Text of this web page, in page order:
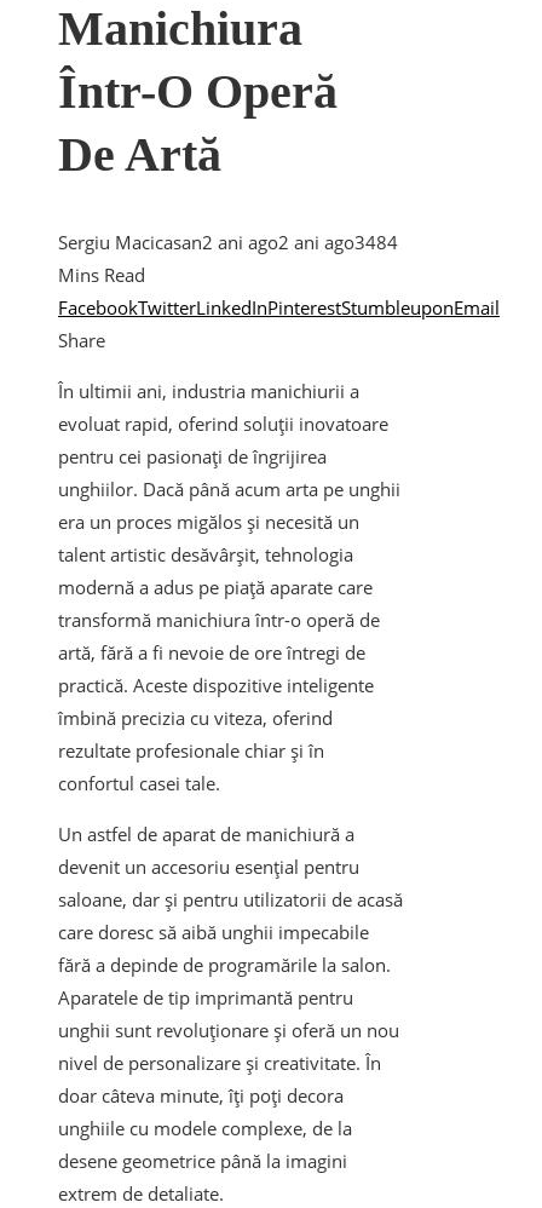
Manichiura
Într-O Operă
De Artă
Sergiu Macicasan2 ani ago2 ani ago3484
Mins Read
FacebookTwitterLinkedInPinterestStumbleuponEmail
Share
În ultimii ani, industria manichiurii a
evoluat rapid, oferind soluții inovatoare
pentru cei pasionați de îngrijirea
unghiilor. Dacă până acum arta pe unghii
era un proces migălos și necesită un
talent artistic desăvârșit, tehnologia
modernă a adus pe piață aparate care
transformă manichiura într-o operă de
artă, fără a fi nevoie de ore întregi de
practică. Aceste dispozitive inteligente
îmbină precizia cu viteza, oferind
rezultate profesionale chiar și în
confortul casei tale.
Un astfel de aparat de manichiură a
devenit un accesoriu esențial pentru
saloane, dar și pentru utilizatorii de acasă
care doresc să aibă unghii impecabile
fără a depinde de programările la salon.
Aparatele de tip imprimantă pentru
unghii sunt revoluționare și oferă un nou
nivel de personalizare și creativitate. În
doar câteva minute, îți poți decora
unghiile cu modele complexe, de la
desene geometrice până la imagini
extrem de detaliate.